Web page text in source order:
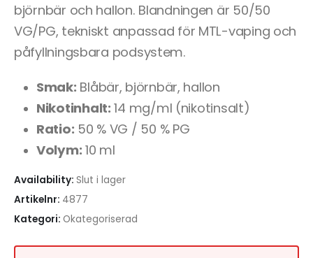
björnbär och hallon. Blandningen är 50/50
VG/PG, tekniskt anpassad för MTL-vaping och
påfyllningsbara podsystem.
Smak: Blåbär, björnbär, hallon
Nikotinhalt: 14 mg/ml (nikotinsalt)
Ratio: 50 % VG / 50 % PG
Volym: 10 ml
Availability: Slut i lager
Artikelnr: 4877
Kategori: Okategoriserad